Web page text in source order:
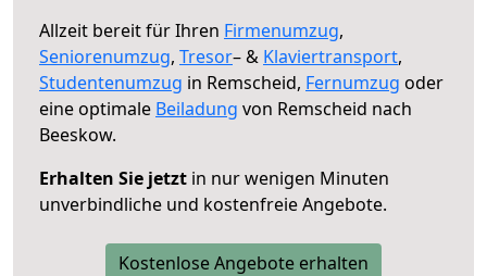
Allzeit bereit für Ihren Firmenumzug,
Seniorenumzug, Tresor– & Klaviertransport,
Studentenumzug in Remscheid, Fernumzug oder
eine optimale Beiladung von Remscheid nach
Beeskow.
Erhalten Sie jetzt in nur wenigen Minuten
unverbindliche und kostenfreie Angebote.
Kostenlose Angebote erhalten